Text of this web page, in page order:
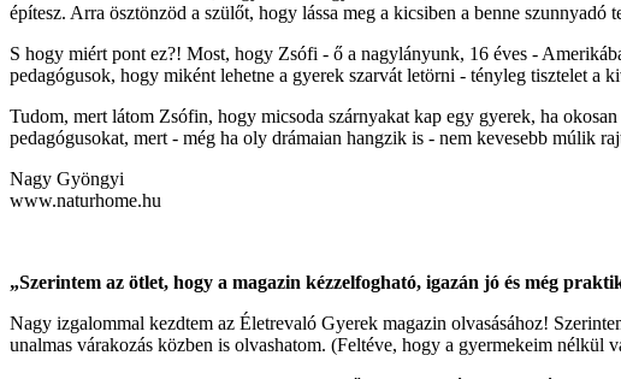
építesz. Arra ösztönzöd a szülőt, hogy lássa meg a kicsiben a benne szunnyadó
S hogy miért pont ez?! Most, hogy Zsófi - ő a nagylányunk, 16 éves -
pedagógusok, hogy miként lehetne a gyerek szarvát letörni - tényleg tisztelet a
Tudom, mert látom Zsófin, hogy micsoda szárnyakat kap egy gyerek, ha
pedagógusokat, mert - még ha oly drámaian hangzik is - nem kevesebb múlik
Nagy Gyöngyi
www.naturhome.hu
„Szerintem az ötlet, hogy a magazin kézzelfogható, igazán jó és még
Nagy izgalommal kezdtem az Életrevaló Gyerek magazin olvasásához!
unalmas várakozás közben is olvashatom. (Feltéve, hogy a gyermekeim